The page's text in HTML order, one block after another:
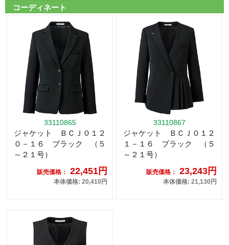
コーディネート
33110865
ジャケット ＢＣＪ０１２
０－１６ ブラック （５
～２１号）
販売価格： 22,451円
本体価格: 20,410円
33110867
ジャケット ＢＣＪ０１２
１－１６ ブラック （５
～２１号）
販売価格： 23,243円
本体価格: 21,130円